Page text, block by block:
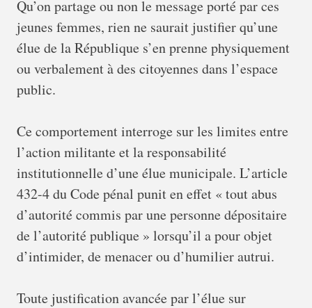
Qu’on partage ou non le message porté par ces
jeunes femmes, rien ne saurait justifier qu’une
élue de la République s’en prenne physiquement
ou verbalement à des citoyennes dans l’espace
public.
Ce comportement interroge sur les limites entre
l’action militante et la responsabilité
institutionnelle d’une élue municipale. L’article
432-4 du Code pénal punit en effet « tout abus
d’autorité commis par une personne dépositaire
de l’autorité publique » lorsqu’il a pour objet
d’intimider, de menacer ou d’humilier autrui.
Toute justification avancée par l’élue sur